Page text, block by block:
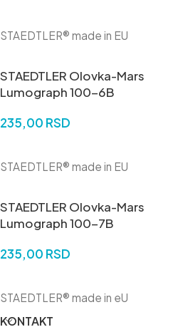
STAEDTLER® made in EU
STAEDTLER Olovka-Mars
Lumograph 100-6B
235,00 RSD
STAEDTLER® made in EU
STAEDTLER Olovka-Mars
Lumograph 100-7B
235,00 RSD
STAEDTLER® made in eU
KONTAKT